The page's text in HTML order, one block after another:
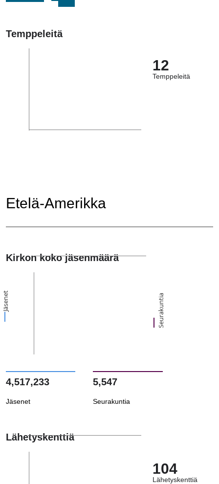
Temppeleitä
12
Temppeleitä
Etelä-Amerikka
Kirkon koko jäsenmäärä
Jäsenet Seurakuntia
4,517,233
Jäsenet
5,547
Seurakuntia
Lähetyskenttiä
104
Lähetyskenttiä